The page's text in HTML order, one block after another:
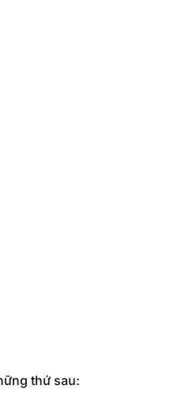
thứ sau: